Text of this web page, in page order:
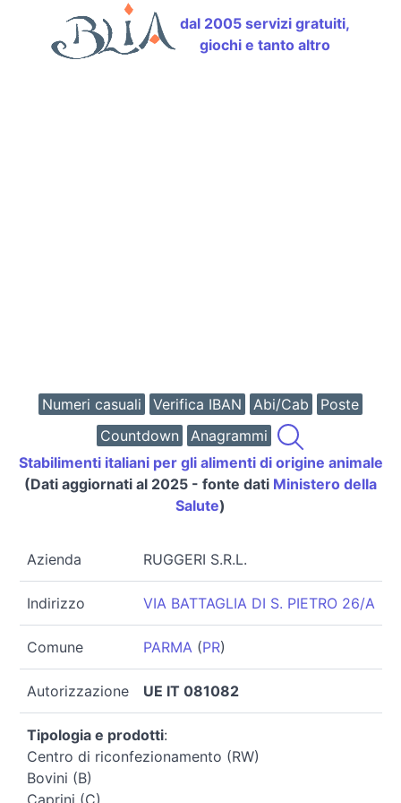
dal 2005 servizi gratuiti,
giochi e tanto altro
Numeri casuali Verifica IBAN Abi/Cab
Poste
Countdown
Anagrammi
Stabilimenti italiani per gli alimenti di origine animale
(Dati aggiornati al 2025 - fonte dati Ministero della
Salute)
Azienda RUGGERI S.R.L.
Indirizzo VIA BATTAGLIA DI S. PIETRO 26/A
Comune PARMA(PR)
Autorizzazione UE IT 081082
Tipologia e prodotti:
Centro di riconfezionamento (RW)
Bovini (B)
Caprini (C)